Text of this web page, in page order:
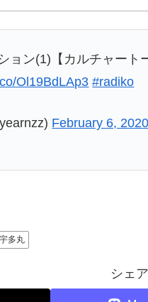
ョン(1)【カルチャー
Ol19BdLAp3 #radiko
February 6, 2020
宇多丸
シェ